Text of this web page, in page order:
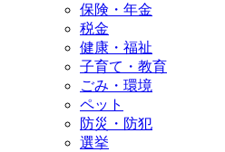
保険・年金
税金
健康・福祉
子育て・教育
ごみ・環境
ペット
防災・防犯
選挙